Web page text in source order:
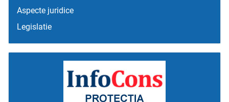
Aspecte juridice
Legislatie